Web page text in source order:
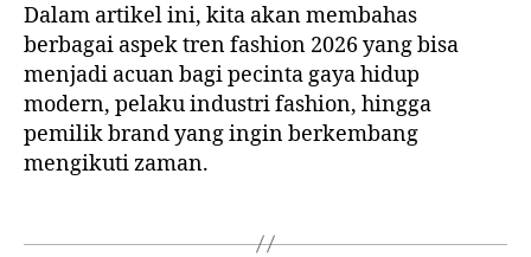
Dalam artikel ini, kita akan membahas
berbagai aspek tren fashion 2026 yang bisa
menjadi acuan bagi pecinta gaya hidup
modern, pelaku industri fashion, hingga
pemilik brand yang ingin berkembang
mengikuti zaman.